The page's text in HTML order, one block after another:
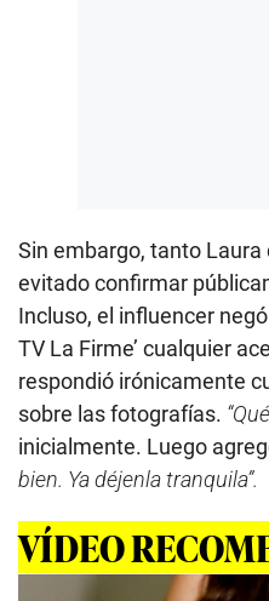
Sin embargo, tanto
evitado confirmar
Incluso, el influencer
TV La Firme’ cualquier
respondió irónicamente
sobre las fotografías.
inicialmente. Luego
bien. Ya déjenla tranquila”.
VÍDEO